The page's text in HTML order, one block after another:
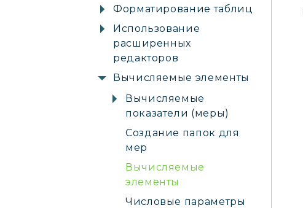
Форматирование таблиц
Использование
расширенных
редакторов
Вычисляемые элементы
Вычисляемые
показатели (меры)
Создание папок для
мер
Вычисляемые
элементы
Числовые параметры